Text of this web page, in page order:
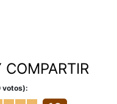
COMPARTIR
votos):